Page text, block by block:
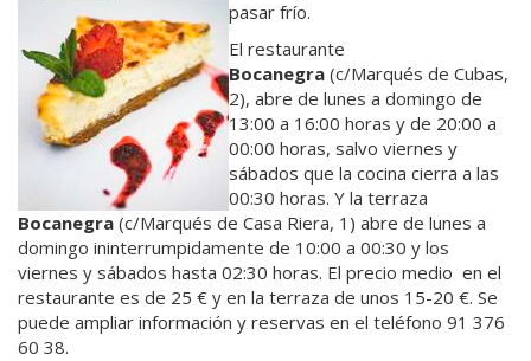
pasar frío.
El restaurante
Bocanegra (c/Marqués de Cubas,
2), abre de lunes a domingo de
13:00 a 16:00 horas y de 20:00 a
00:00 horas, salvo viernes y
sábados que la cocina cierra a las
00:30 horas. Y la terraza
Bocanegra (c/Marqués de Casa Riera, 1) abre de lunes a
domingo ininterrumpidamente de 10:00 a 00:30 y los
viernes y sábados hasta 02:30 horas. El precio medio en el
restaurante es de 25 € y en la terraza de unos 15-20 €. Se
puede ampliar información y reservas en el teléfono 91 376
60 38.